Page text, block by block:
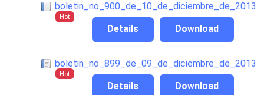
boletin_no_900_de_10_de_diciembre_de_2013
Hot
Download
Details
boletin_no_899_de_09_de_diciembre_de_2013
Hot
Download
Details